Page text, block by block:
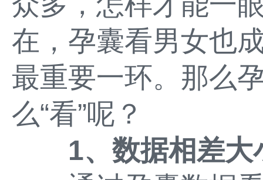
在，孕囊看男女也
最重要一环。那么
么“看”呢？
1、数据相差大